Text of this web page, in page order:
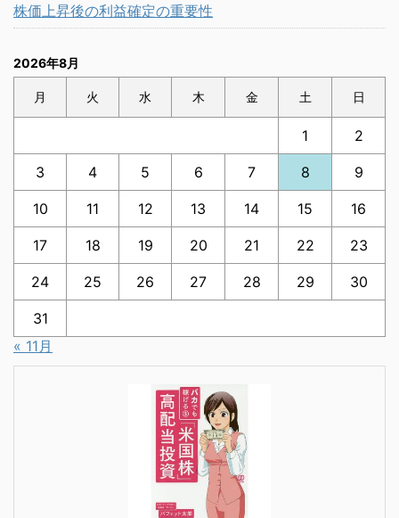
株価上昇後の利益確定の重要性
2026年8月
月 火 水 木 金 土 日
1 2
3 4 5 6 7 8 9
10 11 12 13 14 15 16
17 18 19 20 21 22 23
24 25 26 27 28 29 30
31
« 11月